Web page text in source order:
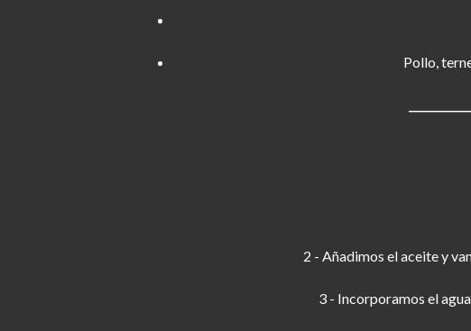
Pollo,
2 - Añadimos el aceite y
3 - Incorporamos el